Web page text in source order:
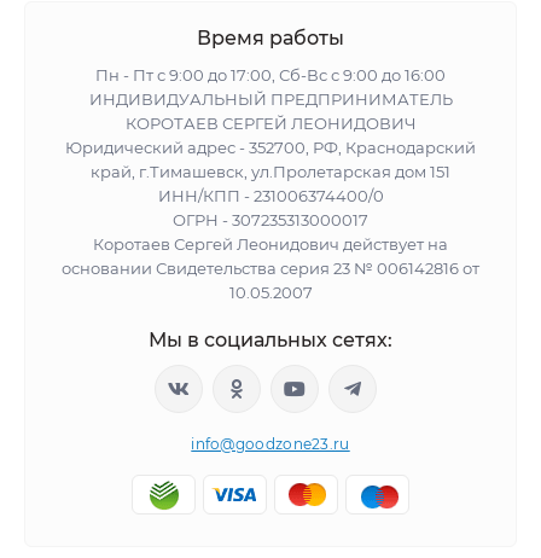
Время работы
Пн - Пт с 9:00 до 17:00, Сб-Вс с 9:00 до 16:00
ИНДИВИДУАЛЬНЫЙ ПРЕДПРИНИМАТЕЛЬ
КОРОТАЕВ СЕРГЕЙ ЛЕОНИДОВИЧ
Юридический адрес - 352700, РФ, Краснодарский
край, г.Тимашевск, ул.Пролетарская дом 151
ИНН/КПП - 231006374400/0
ОГРН - 307235313000017
Коротаев Сергей Леонидович действует на
основании Свидетельства серия 23 № 006142816 от
10.05.2007
Мы в социальных сетях:
info@goodzone23.ru